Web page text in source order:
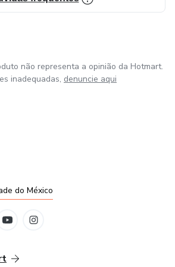
não representa a opinião da Hotmart.
inadequadas, denuncie aqui
do México